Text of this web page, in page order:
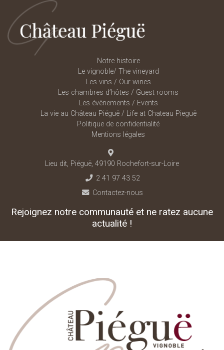
Notre histoire
Le vignoble/ The vineyard
Les vins / Our wines
Les chambres d’hôtes / Guest rooms
Les évènements / Events
La vie au Château Piéguë / Life at Chateau Pieguë
Politique de confidentialité
Mentions légales
Lieu dit, Piéguë, 49190 Rochefort-sur-Loire
2 41 97 43 52
Contactez-nous
Rejoignez notre communauté et ne ratez aucune
actualité !